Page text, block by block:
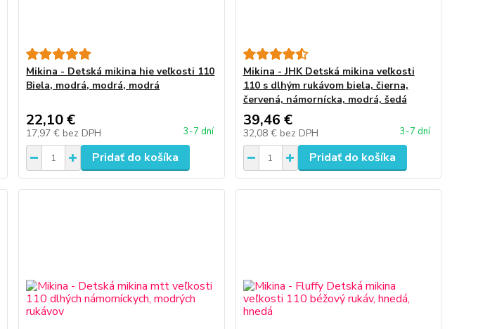
Mikina - Detská mikina hie veľkosti 110
Biela, modrá, modrá, modrá
22,10 €
17,97 € bez DPH 3-7 dní
Pridať do košíka
Mikina - JHK Detská mikina veľkosti
110 s dlhým rukávom biela, čierna,
červená, námornícka, modrá, šedá
39,46 €
32,08 € bez DPH 3-7 dní
Pridať do košíka